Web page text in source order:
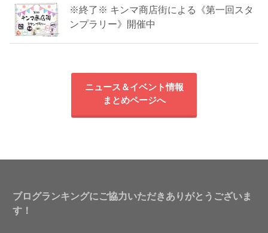
※終了※ キンマ商店街による《第一回スタ
ンプラリー》開催中
ニュース＆イベント情報
まとめページへ
ブログランキングにご協力いただきありがとうございま
す！